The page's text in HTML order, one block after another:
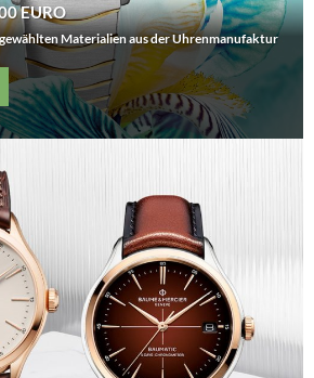
EURO
Materialien aus der Uhrenmanufaktur